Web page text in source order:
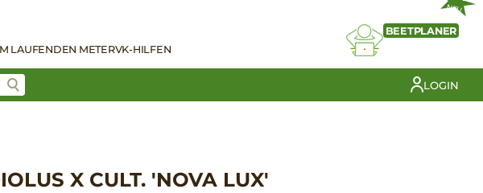
LAUFENDEN METERVK-HILFEN
NEU
BEETPLANER
LOGIN
X CULT. 'NOVA LUX'